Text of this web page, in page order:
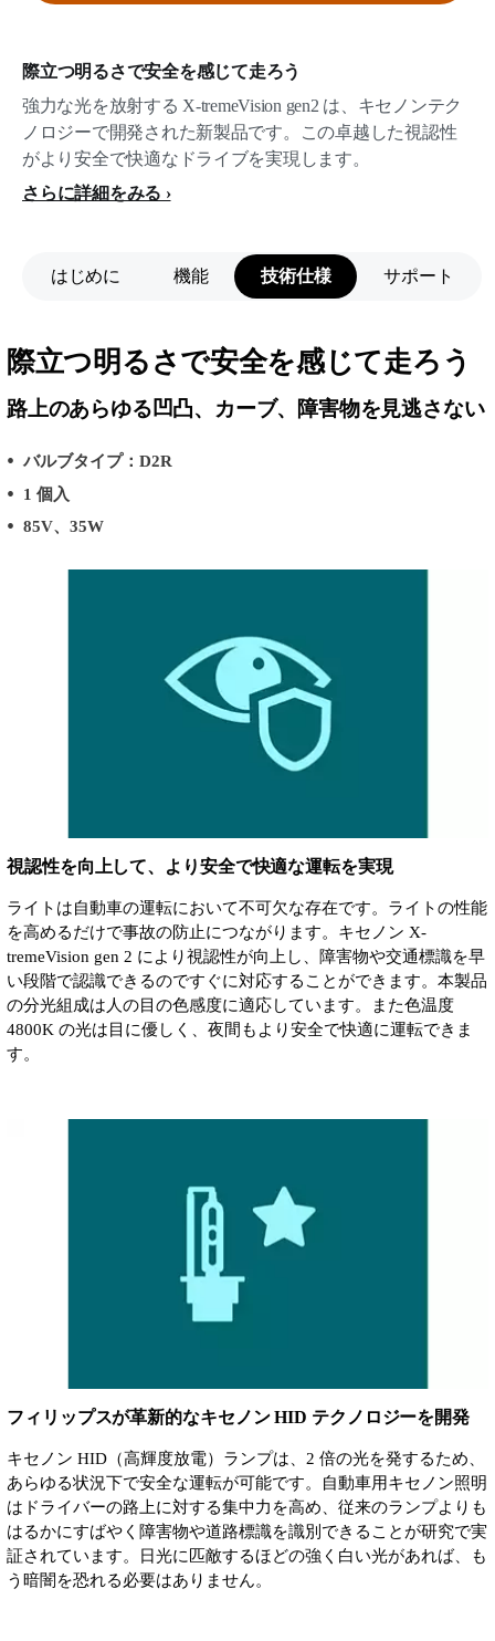
際立つ明るさで安全を感じて走ろう
強力な光を放射する X-tremeVision gen2 は、キセノンテク
ノロジーで開発された新製品です。この卓越した視認性
がより安全で快適なドライブを実現します。
さらに詳細をみる
はじめに 機能 技術仕様 サポート
際立つ明るさで安全を感じて走ろう
路上のあらゆる凹凸、カーブ、障害物を見逃さない
バルブタイプ：D2R
1 個入
85V、35W
視認性を向上して、より安全で快適な運転を実現
ライトは自動車の運転において不可欠な存在です。ライトの性能
を高めるだけで事故の防止につながります。キセノン X-
tremeVision gen 2 により視認性が向上し、障害物や交通標識を早
い段階で認識できるのですぐに対応することができます。本製品
の分光組成は人の目の色感度に適応しています。また色温度
4800K の光は目に優しく、夜間もより安全で快適に運転できま
す。
フィリップスが革新的なキセノン HID テクノロジーを開発
キセノン HID（高輝度放電）ランプは、2 倍の光を発するため、
あらゆる状況下で安全な運転が可能です。自動車用キセノン照明
はドライバーの路上に対する集中力を高め、従来のランプよりも
はるかにすばやく障害物や道路標識を識別できることが研究で実
証されています。日光に匹敵するほどの強く白い光があれば、も
う暗闇を恐れる必要はありません。